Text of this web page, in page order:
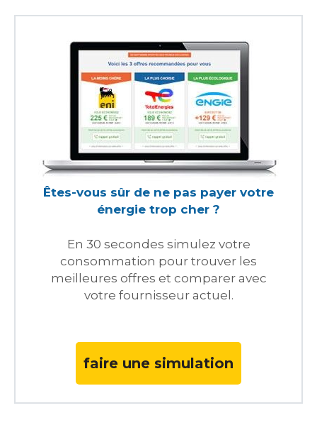
Êtes-vous sûr de ne pas payer votre
énergie trop cher ?
En 30 secondes simulez votre
consommation pour trouver les
meilleures offres et comparer avec
votre fournisseur actuel.
faire une simulation